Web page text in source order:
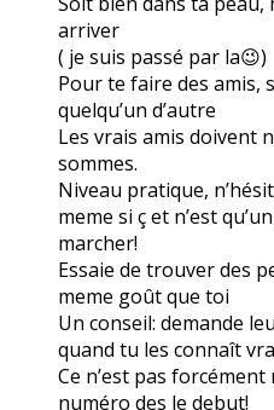
arriver
( je suis passé par la😉)
Pour te faire des amis,
quelqu’un d’autre
Les vrais amis doivent
sommes.
Niveau pratique,
meme si ç et n’est
marcher!
Essaie de trouver des
meme goût que toi
Un conseil: demande
quand tu les connaît
Ce n’est pas
numéro des le debut!